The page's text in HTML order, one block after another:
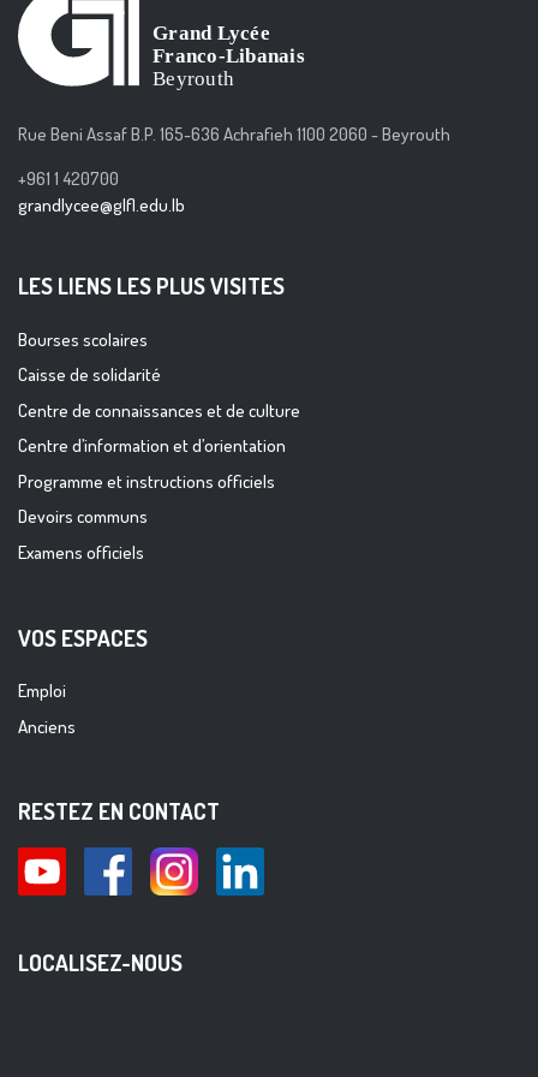
Rue Beni Assaf B.P. 165-636 Achrafieh 1100 2060 - Beyrouth
+961 1 420700
grandlycee@glfl.edu.lb
LES LIENS LES PLUS VISITES
Bourses scolaires
Caisse de solidarité
Centre de connaissances et de culture
Centre d’information et d’orientation
Programme et instructions officiels
Devoirs communs
Examens officiels
VOS ESPACES
Emploi
Anciens
RESTEZ EN CONTACT
LOCALISEZ-NOUS